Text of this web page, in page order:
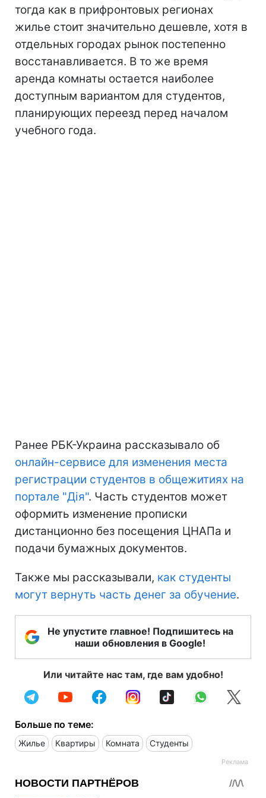
тогда как в прифронтовых регионах
жилье стоит значительно дешевле, хотя в
отдельных городах рынок постепенно
восстанавливается. В то же время
аренда комнаты остается наиболее
доступным вариантом для студентов,
планирующих переезд перед началом
учебного года.
Ранее РБК-Украина рассказывало об
онлайн-сервисе для изменения места
регистрации студентов в общежитиях на
портале "Дія". Часть студентов может
оформить изменение прописки
дистанционно без посещения ЦНАПа и
подачи бумажных документов.
Также мы рассказывали, как студенты
могут вернуть часть денег за обучение.
Не упустите главное! Подпишитесь на
наши обновления в Google!
Или читайте нас там, где вам удобно!
Больше по теме:
Жилье Квартиры Комната Студенты